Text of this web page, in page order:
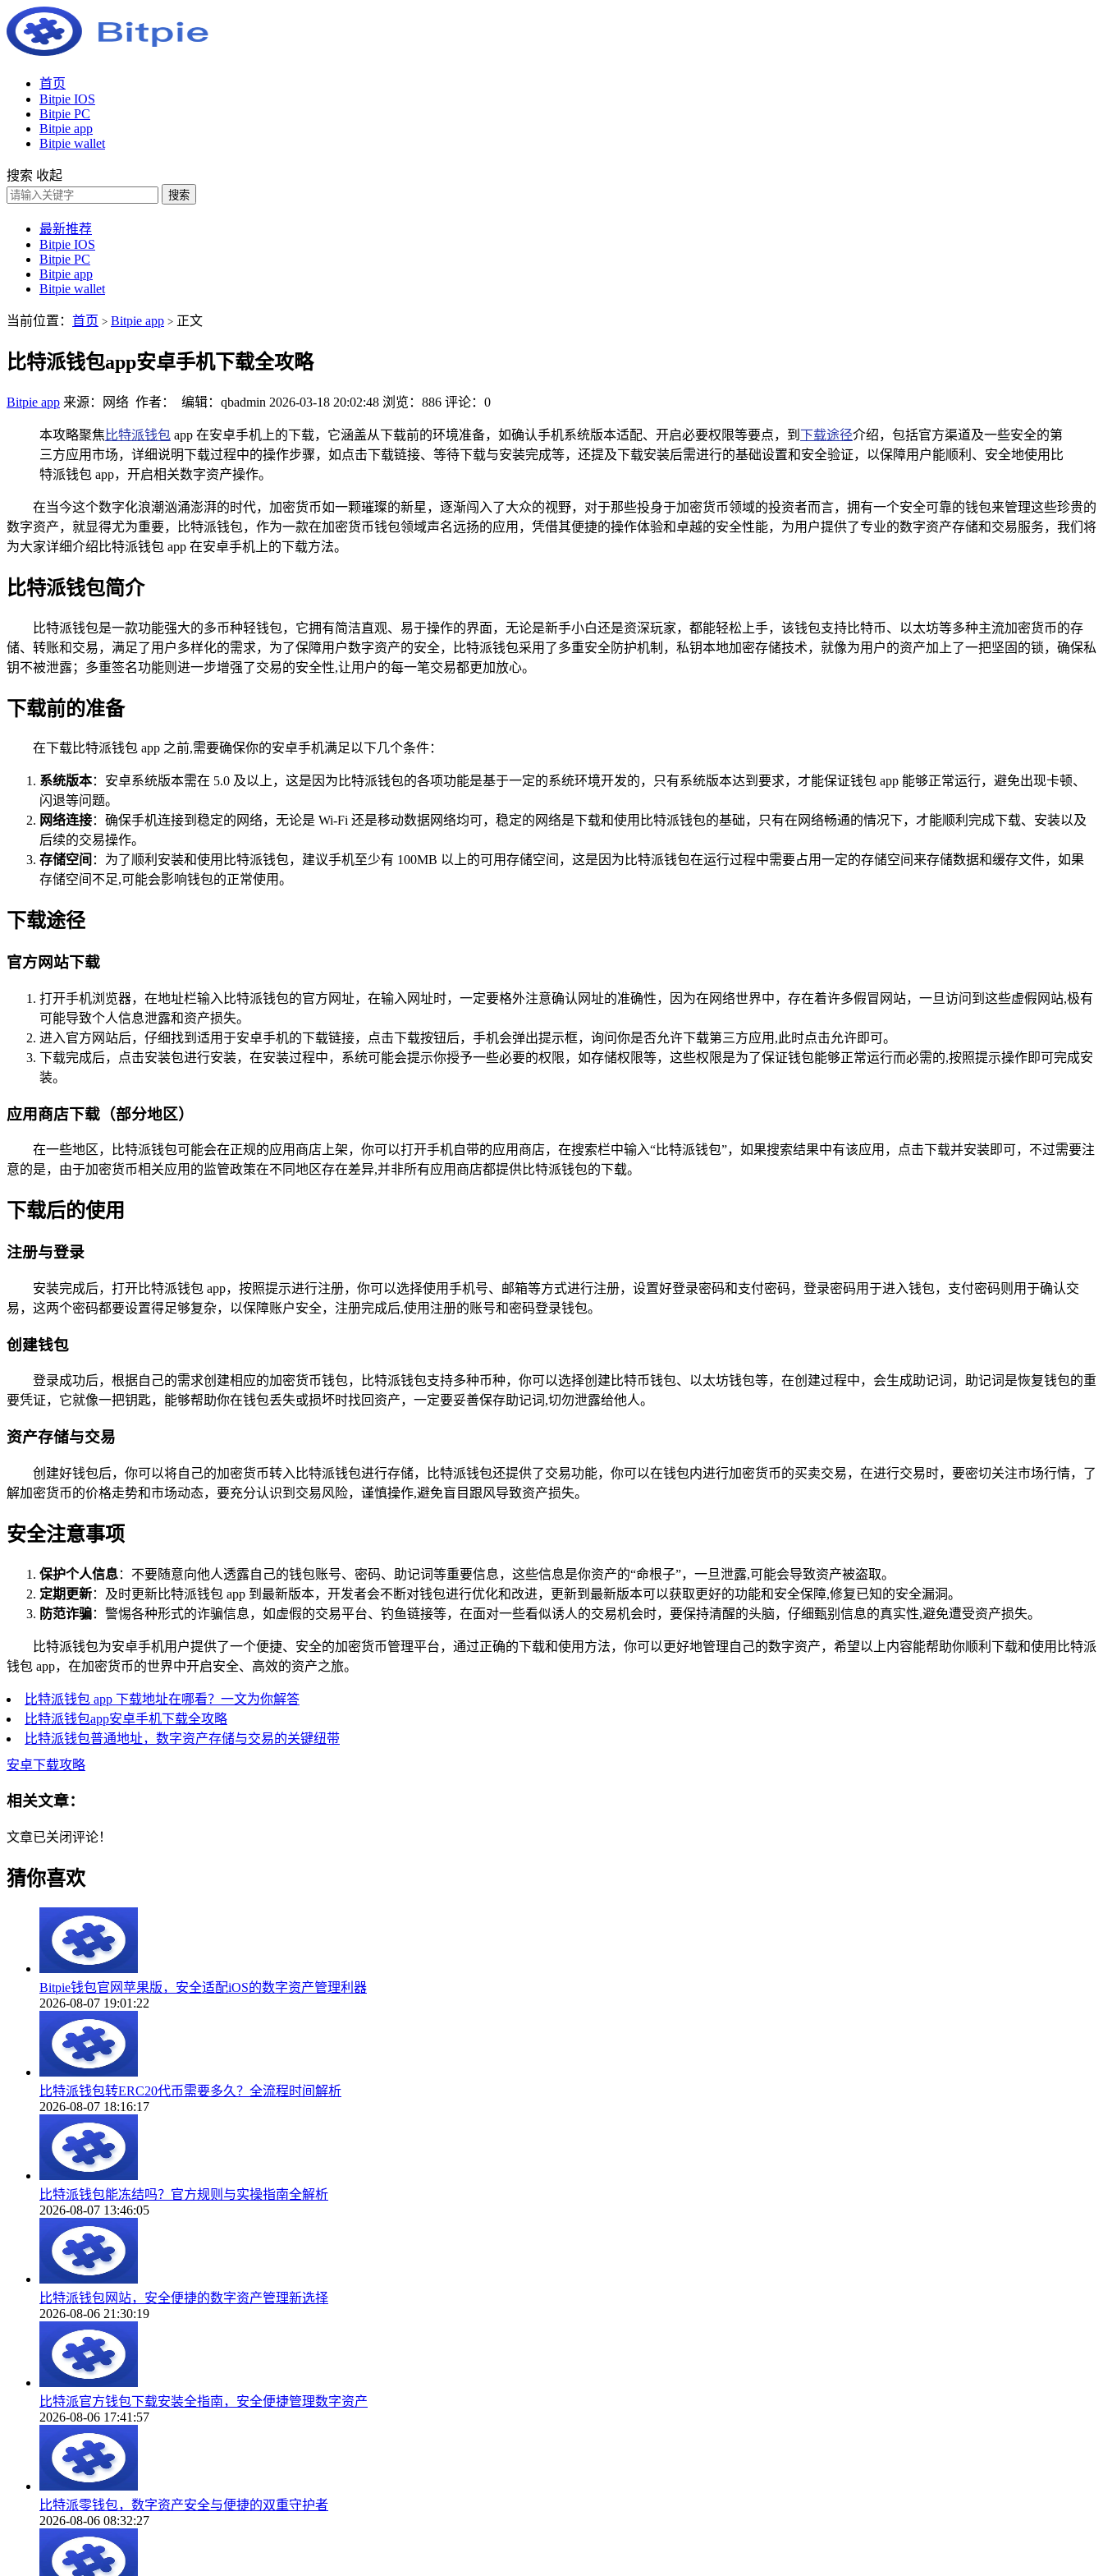
首页
Bitpie IOS
Bitpie PC
Bitpie app
Bitpie wallet
搜索 收起
搜索
最新推荐
Bitpie IOS
Bitpie PC
Bitpie app
Bitpie wallet
当前位置： 首页 > Bitpie app > 正文
比特派钱包app安卓手机下载全攻略
Bitpie app 来源：网络 作者： 编辑：qbadmin 2026-03-18 20:02:48 浏览：886 评论：0
本攻略聚焦 比特派钱包 app 在安卓手机上的下载，它涵盖从下载前的环境准备，如确认手机系统版本适配、开启必要权限等要点，到 下载途径介绍，包括官方渠道及一些安全的第
三方应用市场，详细说明下载过程中的操作步骤，如点击下载链接、等待下载与安装完成等，还提及下载安装后需进行的基础设置和安全验证，以保障用户能顺利、安全地使用比
特派钱包 app，开启相关数字资产操作。
在当今这个数字化浪潮汹涌澎湃的时代，加密货币如一颗璀璨的新星，逐渐闯入了大众的视野，对于那些投身于加密货币领域的投资者而言，拥有一个安全可靠的钱包来管理这些珍贵的
数字资产，就显得尤为重要，比特派钱包，作为一款在加密货币钱包领域声名远扬的应用，凭借其便捷的操作体验和卓越的安全性能，为用户提供了专业的数字资产存储和交易服务，我们将
为大家详细介绍比特派钱包 app 在安卓手机上的下载方法。
比特派钱包简介
比特派钱包是一款功能强大的多币种轻钱包，它拥有简洁直观、易于操作的界面，无论是新手小白还是资深玩家，都能轻松上手，该钱包支持比特币、以太坊等多种主流加密货币的存
储、转账和交易，满足了用户多样化的需求，为了保障用户数字资产的安全，比特派钱包采用了多重安全防护机制，私钥本地加密存储技术，就像为用户的资产加上了一把坚固的锁，确保私
钥不被泄露；多重签名功能则进一步增强了交易的安全性,让用户的每一笔交易都更加放心。
下载前的准备
在下载比特派钱包 app 之前,需要确保你的安卓手机满足以下几个条件：
系统版本：安卓系统版本需在 5.0 及以上，这是因为比特派钱包的各项功能是基于一定的系统环境开发的，只有系统版本达到要求，才能保证钱包 app 能够正常运行，避免出现卡顿、
闪退等问题。
网络连接：确保手机连接到稳定的网络，无论是 Wi-Fi 还是移动数据网络均可，稳定的网络是下载和使用比特派钱包的基础，只有在网络畅通的情况下，才能顺利完成下载、安装以及
后续的交易操作。
存储空间 ：为了顺利安装和使用比特派钱包，建议手机至少有 100MB 以上的可用存储空间，这是因为比特派钱包在运行过程中需要占用一定的存储空间来存储数据和缓存文件，如果
存储空间不足,可能会影响钱包的正常使用。
下载途径
官方网站下载
打开手机浏览器，在地址栏输入比特派钱包的官方网址，在输入网址时，一定要格外注意确认网址的准确性，因为在网络世界中，存在着许多假冒网站，一旦访问到这些虚假网站,极有
可能导致个人信息泄露和资产损失。
进入官方网站后，仔细找到适用于安卓手机的下载链接，点击下载按钮后，手机会弹出提示框，询问你是否允许下载第三方应用,此时点击允许即可。
下载完成后，点击安装包进行安装，在安装过程中，系统可能会提示你授予一些必要的权限，如存储权限等，这些权限是为了保证钱包能够正常运行而必需的,按照提示操作即可完成安
装。
应用商店下载（部分地区）
在一些地区，比特派钱包可能会在正规的应用商店上架，你可以打开手机自带的应用商店，在搜索栏中输入“比特派钱包”，如果搜索结果中有该应用，点击下载并安装即可，不过需要注
意的是，由于加密货币相关应用的监管政策在不同地区存在差异,并非所有应用商店都提供比特派钱包的下载。
下载后的使用
注册与登录
安装完成后，打开比特派钱包 app，按照提示进行注册，你可以选择使用手机号、邮箱等方式进行注册，设置好登录密码和支付密码，登录密码用于进入钱包，支付密码则用于确认交
易，这两个密码都要设置得足够复杂，以保障账户安全，注册完成后,使用注册的账号和密码登录钱包。
创建钱包
登录成功后，根据自己的需求创建相应的加密货币钱包，比特派钱包支持多种币种，你可以选择创建比特币钱包、以太坊钱包等，在创建过程中，会生成助记词，助记词是恢复钱包的重
要凭证，它就像一把钥匙，能够帮助你在钱包丢失或损坏时找回资产，一定要妥善保存助记词,切勿泄露给他人。
资产存储与交易
创建好钱包后，你可以将自己的加密货币转入比特派钱包进行存储，比特派钱包还提供了交易功能，你可以在钱包内进行加密货币的买卖交易，在进行交易时，要密切关注市场行情，了
解加密货币的价格走势和市场动态，要充分认识到交易风险，谨慎操作,避免盲目跟风导致资产损失。
安全注意事项
保护个人信息：不要随意向他人透露自己的钱包账号、密码、助记词等重要信息，这些信息是你资产的“命根子”，一旦泄露,可能会导致资产被盗取。
定期更新：及时更新比特派钱包 app 到最新版本，开发者会不断对钱包进行优化和改进，更新到最新版本可以获取更好的功能和安全保障,修复已知的安全漏洞。
防范诈骗：警惕各种形式的诈骗信息，如虚假的交易平台、钓鱼链接等，在面对一些看似诱人的交易机会时，要保持清醒的头脑，仔细甄别信息的真实性,避免遭受资产损失。
比特派钱包为安卓手机用户提供了一个便捷、安全的加密货币管理平台，通过正确的下载和使用方法，你可以更好地管理自己的数字资产，希望以上内容能帮助你顺利下载和使用比特派
钱包 app，在加密货币的世界中开启安全、高效的资产之旅。
比特派钱包 app 下载地址在哪看？一文为你解答
比特派钱包app安卓手机下载全攻略
比特派钱包普通地址，数字资产存储与交易的关键纽带
安卓下载攻略
相关文章：
文章已关闭评论！
猜你喜欢
Bitpie钱包官网苹果版，安全适配iOS的数字资产管理利器
2026-08-07 19:01:22
比特派钱包转ERC20代币需要多久？全流程时间解析
2026-08-07 18:16:17
比特派钱包能冻结吗？官方规则与实操指南全解析
2026-08-07 13:46:05
比特派钱包网站，安全便捷的数字资产管理新选择
2026-08-06 21:30:19
比特派官方钱包下载安装全指南，安全便捷管理数字资产
2026-08-06 17:41:57
比特派零钱包，数字资产安全与便捷的双重守护者
2026-08-06 08:32:27